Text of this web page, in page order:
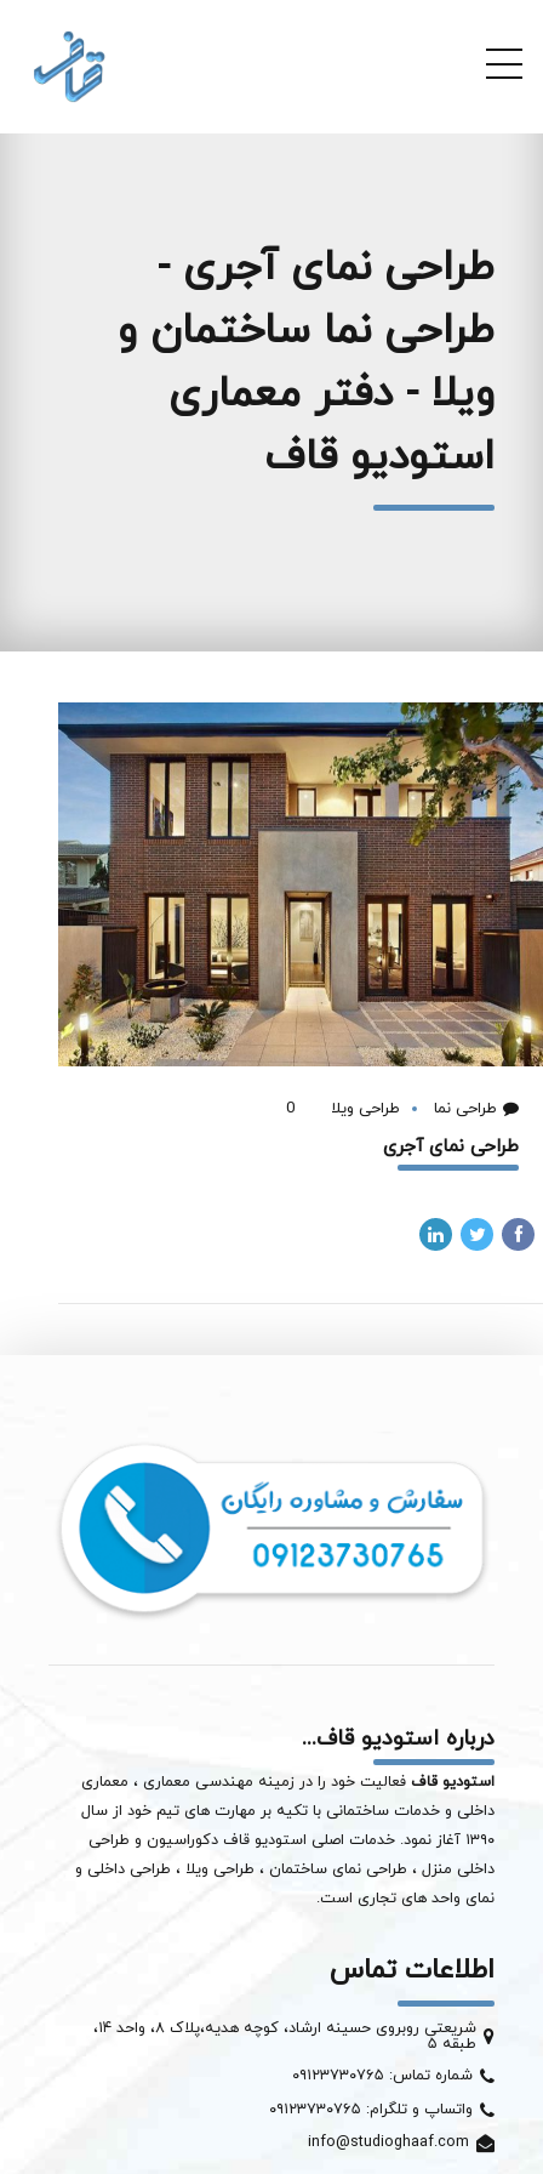
طراحی نمای آجری -
طراحی نما ساختمان و
ویلا - دفتر معماری
استودیو قاف
طراحی نما طراحی ویلا 0
طراحی نمای آجری
درباره استودیو قاف...
استودیو قاف فعالیت خود را در زمینه مهندسی معماری ، معماری
داخلی و خدمات ساختمانی با تکیه بر مهارت های تیم خود از سال
۱۳۹۰ آغاز نمود. خدمات اصلی استودیو قاف دکوراسیون و طراحی
داخلی منزل ، طراحی نمای ساختمان ، طراحی ویلا ، طراحی داخلی و
نمای واحد های تجاری است.
اطلاعات تماس
شریعتی روبروی حسینه ارشاد، کوچه هدیه،پلاک ۸، واحد ۱۴،
طبقه ۵
شماره تماس: ۰۹۱۲۳۷۳۰۷۶۵
واتساپ و تلگرام: ۰۹۱۲۳۷۳۰۷۶۵
info@studioghaaf.com